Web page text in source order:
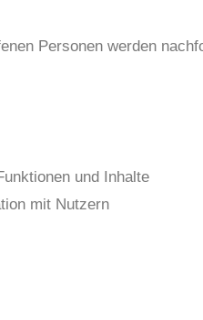
Personen werden
und Inhalte
mit Nutzern